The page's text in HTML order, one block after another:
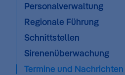
Personalverwaltung
Regionale Führung
Schnittstellen
Sirenenüberwachung
Termine und Nachrichten